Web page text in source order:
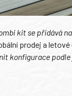
kit se přidává
prodej a letové
konfigurace